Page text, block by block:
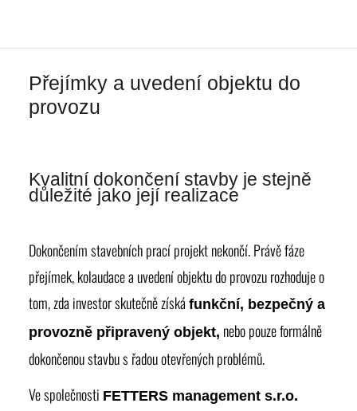
Přejímky a uvedení objektu do
provozu
Kvalitní dokončení stavby je stejně
důležité jako její realizace
Dokončením stavebních prací projekt nekončí. Právě fáze
přejímek, kolaudace a uvedení objektu do provozu rozhoduje o
tom, zda investor skutečně získá funkční, bezpečný a
provozně připravený objekt, nebo pouze formálně
dokončenou stavbu s řadou otevřených problémů.
Ve společnosti FETTERS management s.r.o.